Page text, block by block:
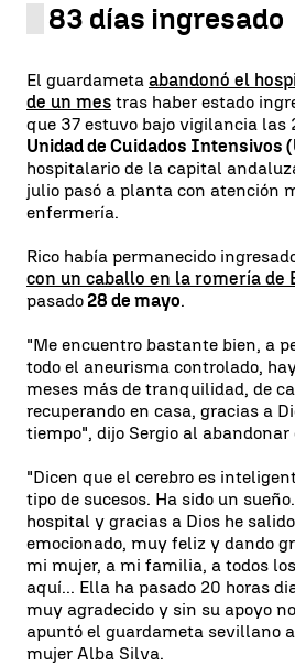
83 días ingresado
El guardameta abandonó el
de un mes tras haber estado
que 37 estuvo bajo vigilancia las
Unidad de Cuidados Intensivos
hospitalario de la capital
julio pasó a planta con atención
enfermería.
Rico había permanecido
con un caballo en la romería de
pasado28 de mayo.
"Me encuentro bastante bien, a
todo el aneurisma controlado,
meses más de tranquilidad, de
recuperando en casa, gracias a
tiempo", dijo Sergio al abandonar
"Dicen que el cerebro es
tipo de sucesos. Ha sido un
hospital y gracias a Dios he
emocionado, muy feliz y dando
mi mujer, a mi familia, a todos
aquí... Ella ha pasado 20 horas
muy agradecido y sin su apoyo
apuntó el guardameta sevillano
mujer Alba Silva.